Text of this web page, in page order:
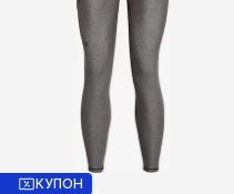
КУПОН